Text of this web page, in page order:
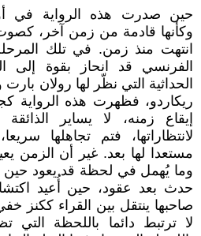
حين صدرت هذه الرواية في
وكأنها قادمة من زمن آخر،
انتهت منذ زمن. في تلك
الفرنسي قد انحاز بقوة إلى
الحداثية التي نظّر لها رولان
ريكاردو، فظهرت هذه
إيقاع زمنه، لا يساير
لانتظاراتها، فتم تجاهلها
مستعدا لها بعد. غير أن الزمن
وما يُهمل في لحظة قد يعود حين
حدث بعد عقود، حين أُعيد
صاحبها ينتقل بين القراء ككنز
لا ترتبط دائما باللحظة التي